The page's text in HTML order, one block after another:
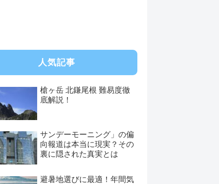
人気記事
槍ヶ岳 北鎌尾根 難易度徹
底解説！
サンデーモーニング」の偏
向報道は本当に現実？その
裏に隠された真実とは
避暑地選びに最適！年間気